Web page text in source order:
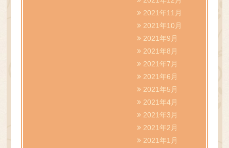
2021年11月
2021年10月
2021年9月
2021年8月
2021年7月
2021年6月
2021年5月
2021年4月
2021年3月
2021年2月
2021年1月